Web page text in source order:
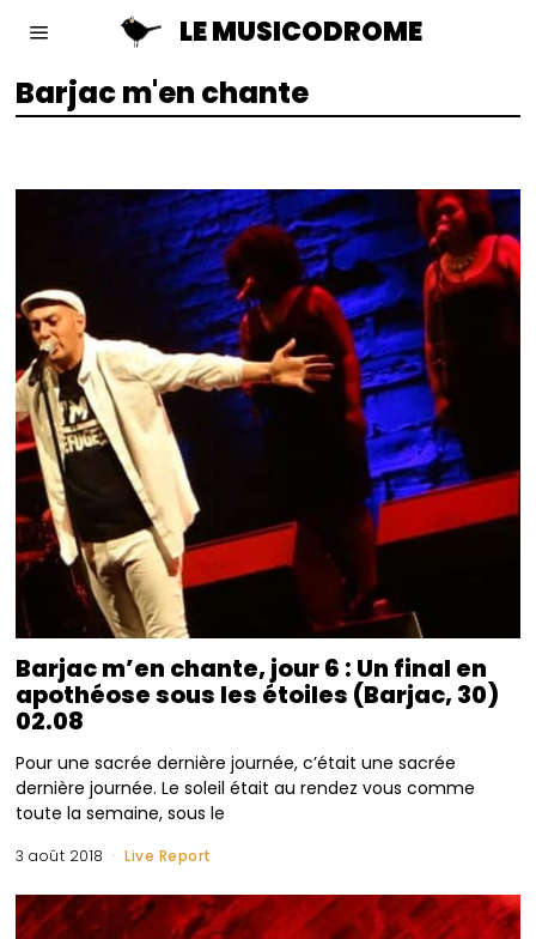
LE MUSICODROME
Barjac m'en chante
Barjac m’en chante, jour 6 : Un final en
apothéose sous les étoiles (Barjac, 30)
02.08
Pour une sacrée dernière journée, c’était une sacrée
dernière journée. Le soleil était au rendez vous comme
toute la semaine, sous le
3 août 2018 Live Report